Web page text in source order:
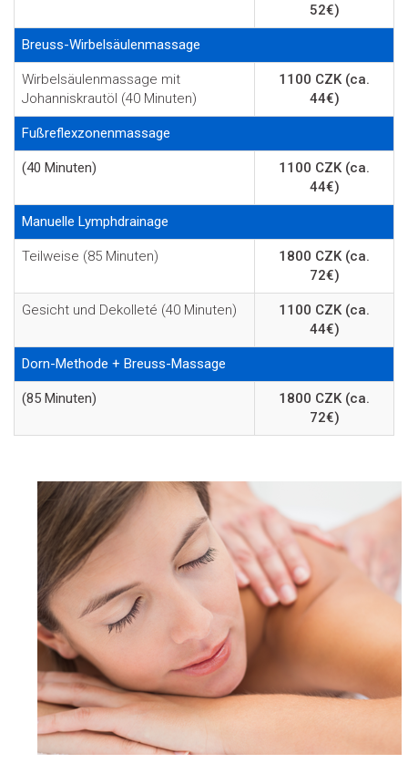
52€)
Breuss-Wirbelsäulenmassage
Wirbelsäulenmassage mit
Johanniskrautöl (40 Minuten)
1100 CZK (ca.
44€)
Fußreflexzonenmassage
(40 Minuten)
1100 CZK (ca.
44€)
Manuelle Lymphdrainage
Teilweise (85 Minuten)
1800 CZK (ca.
72€)
Gesicht und Dekolleté (40 Minuten)
1100 CZK (ca.
44€)
Dorn-Methode + Breuss-Massage
(85 Minuten)
1800 CZK (ca.
72€)